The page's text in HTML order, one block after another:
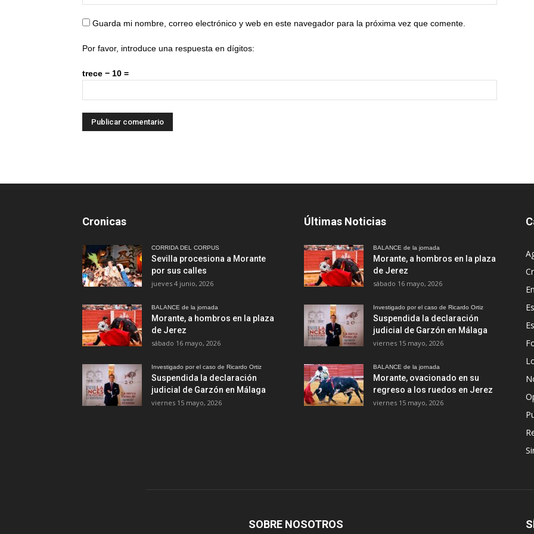
Guarda mi nombre, correo electrónico y web en este navegador para la próxima vez que comente.
Por favor, introduce una respuesta en dígitos:
trece − 10 =
Cronicas
CORRIDA DEL CORPUS
Sevilla procesiona a Morante
por sus calles
jueves 4 junio, 2026
BALANCE de la jornada
Morante, a hombros en la plaza
de Jerez
sábado 16 mayo, 2026
Investigado por el caso de Ricardo Ortiz
Suspendida la declaración
judicial de Garzón en Málaga
viernes 15 mayo, 2026
Últimas Noticias
BALANCE de la jornada
Morante, a hombros en la plaza
de Jerez
sábado 16 mayo, 2026
Investigado por el caso de Ricardo Ortiz
Suspendida la declaración
judicial de Garzón en Málaga
viernes 15 mayo, 2026
BALANCE de la jornada
Morante, ovacionado en su
regreso a los ruedos en Jerez
viernes 15 mayo, 2026
SOBRE NOSOTROS